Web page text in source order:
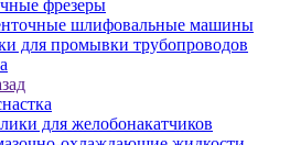
фрезеры
шлифовальные машины
для промывки трубопроводов
для желобонакатчиков